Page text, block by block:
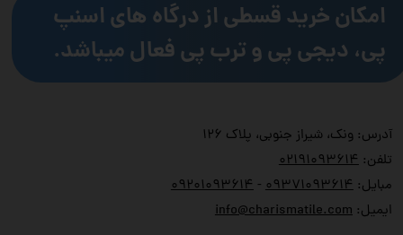
آدرس: ونک، شیراز جنوبی، پلاک ۱۲۶
تلفن:
۰۲۱۹۱۰۹۳۶۱۴
مبایل:
۰۹۳۷۱۰۹۳۶۱۴ - ۰۹۲۰۱۰۹۳۶۱۴
ایمیل:info@charismatile.com
امکان خرید قسطی از درگاه های اسنپ
پی، دیجی پی و ترب پی فعال میباشد.